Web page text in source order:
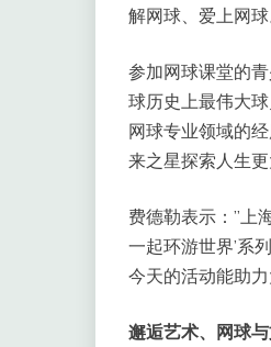
解网球、爱上网球
参加网球课堂的
球历史上最伟大
网球专业领域的
来之星探索人生更
费德勒表示：”上
一起环游世界’系
今天的活动能助
邂逅艺术、网球